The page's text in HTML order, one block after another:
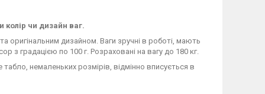
колір чи дизайн ваг.
оригінальним дизайном. Ваги зручні в роботі, мають
з градацією по 100 г. Розраховані на вагу до 180 кг.
немаленьких розмірів, відмінно вписується в